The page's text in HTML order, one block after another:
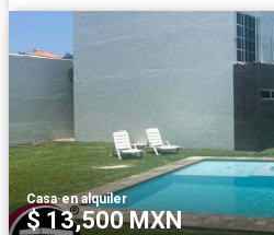
Casa·en alquiler
$ 13,500 MXN